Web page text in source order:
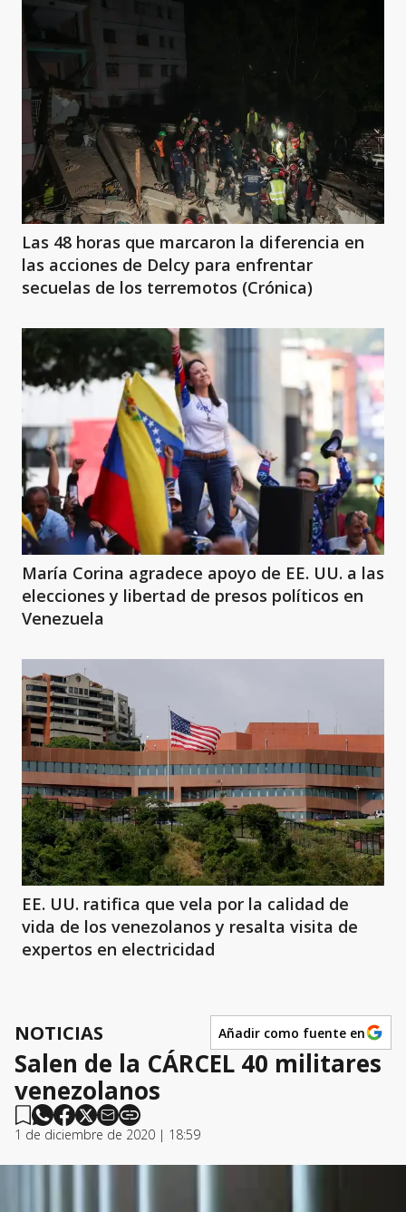
Las 48 horas que marcaron la diferencia en
las acciones de Delcy para enfrentar
secuelas de los terremotos (Crónica)
María Corina agradece apoyo de EE. UU. a las
elecciones y libertad de presos políticos en
Venezuela
EE. UU. ratifica que vela por la calidad de
vida de los venezolanos y resalta visita de
expertos en electricidad
NOTICIAS Añadir como fuente en
Salen de la CÁRCEL 40 militares
venezolanos
1 de diciembre de 2020 | 18:59